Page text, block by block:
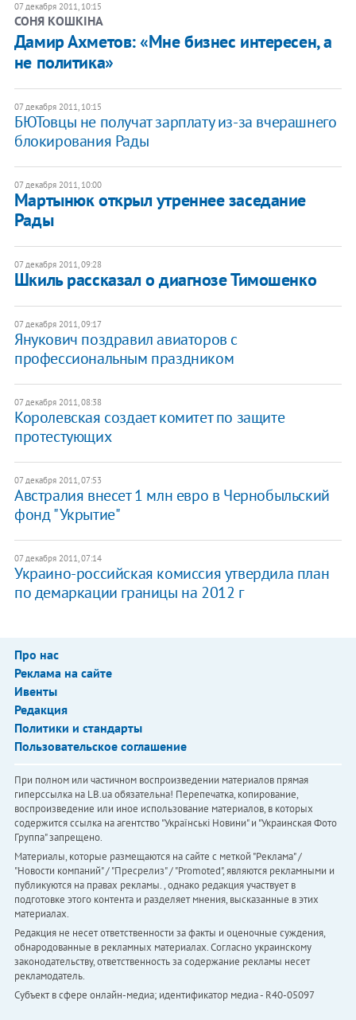
07 декабря 2011, 10:15
СОНЯ КОШКІНА
Дамир Ахметов: «Мне бизнес интересен, а
не политика»
07 декабря 2011, 10:15
​БЮТовцы не получат зарплату из-за вчерашнего
блокирования Рады
07 декабря 2011, 10:00
​Мартынюк открыл утреннее заседание
Рады
07 декабря 2011, 09:28
​Шкиль рассказал о диагнозе Тимошенко
07 декабря 2011, 09:17
Янукович поздравил авиаторов с
профессиональным праздником
07 декабря 2011, 08:38
Королевская создает комитет по защите
протестующих
07 декабря 2011, 07:53
​Австралия внесет 1 млн евро в Чернобыльский
фонд "Укрытие"
07 декабря 2011, 07:14
​Украино-российская комиссия утвердила план
по демаркации границы на 2012 г
Про нас
Реклама на сайте
Ивенты
Редакция
Политики и стандарты
Пользовательское соглашение
При полном или частичном воспроизведении материалов прямая
гиперссылка на LB.ua обязательна! Перепечатка, копирование,
воспроизведение или иное использование материалов, в которых
содержится ссылка на агентство "Українськi Новини" и "Украинская Фото
Группа" запрещено.
Материалы, которые размещаются на сайте с меткой "Реклама" /
"Новости компаний" / "Пресрелиз" / "Promoted", являются рекламными и
публикуются на правах рекламы. , однако редакция участвует в
подготовке этого контента и разделяет мнения, высказанные в этих
материалах.
Редакция не несет ответственности за факты и оценочные суждения,
обнародованные в рекламных материалах. Согласно украинскому
законодательству, ответственность за содержание рекламы несет
рекламодатель.
Субъект в сфере онлайн-медиа; идентификатор медиа - R40-05097